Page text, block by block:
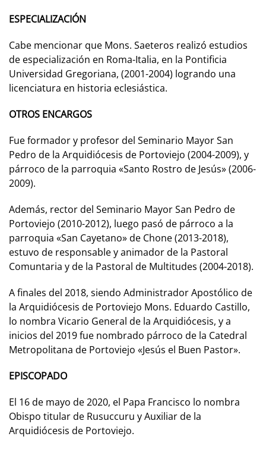
ESPECIALIZACIÓN
Cabe mencionar que Mons. Saeteros realizó estudios
de especialización en Roma-Italia, en la Pontificia
Universidad Gregoriana, (2001-2004) logrando una
licenciatura en historia eclesiástica.
OTROS ENCARGOS
Fue formador y profesor del Seminario Mayor San
Pedro de la Arquidiócesis de Portoviejo (2004-2009), y
párroco de la parroquia «Santo Rostro de Jesús» (2006-
2009).
Además, rector del Seminario Mayor San Pedro de
Portoviejo (2010-2012), luego pasó de párroco a la
parroquia «San Cayetano» de Chone (2013-2018),
estuvo de responsable y animador de la Pastoral
Comuntaria y de la Pastoral de Multitudes (2004-2018).
A finales del 2018, siendo Administrador Apostólico de
la Arquidiócesis de Portoviejo Mons. Eduardo Castillo,
lo nombra Vicario General de la Arquidiócesis, y a
inicios del 2019 fue nombrado párroco de la Catedral
Metropolitana de Portoviejo «Jesús el Buen Pastor».
EPISCOPADO
El 16 de mayo de 2020, el Papa Francisco lo nombra
Obispo titular de Rusuccuru y Auxiliar de la
Arquidiócesis de Portoviejo.